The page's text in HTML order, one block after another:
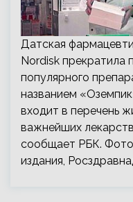
Датская
Nordisk прекратила
популярного
названием
входит в перечень
важнейших
сообщает РБК.
издания,